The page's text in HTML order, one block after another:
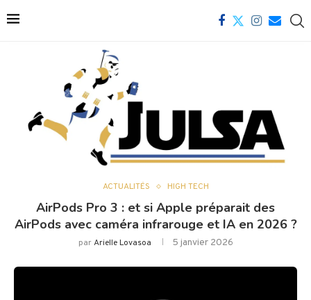
ACTUALITÉS HIGH TECH
AirPods Pro 3 : et si Apple préparait des
AirPods avec caméra infrarouge et IA en 2026 ?
parArielle Lovasoa 5 janvier 2026